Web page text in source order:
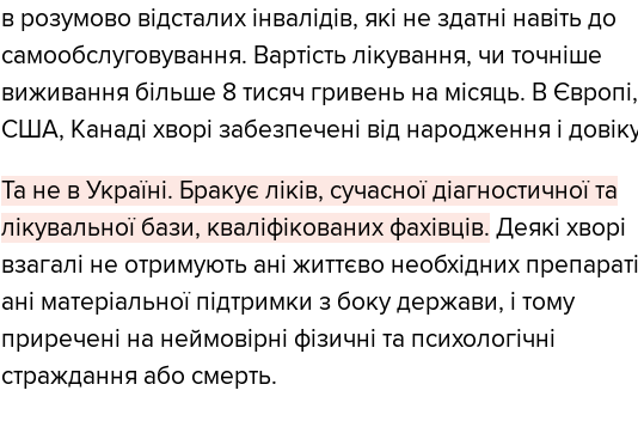
в розумово відсталих інвалідів, які не здатні навіть до
самообслуговування. Вартість лікування, чи точніше
виживання більше 8 тисяч гривень на місяць. В Європі,
США, Канаді хворі забезпечені від народження і
Та не в Україні. Бракує ліків, сучасної діагностичної та
лікувальної бази, кваліфікованих фахівців. Деякі хворі
взагалі не отримують ані життєво необхідних
ані матеріальної підтримки з боку держави, і тому
приречені на неймовірні фізичні та психологічні
страждання або смерть.